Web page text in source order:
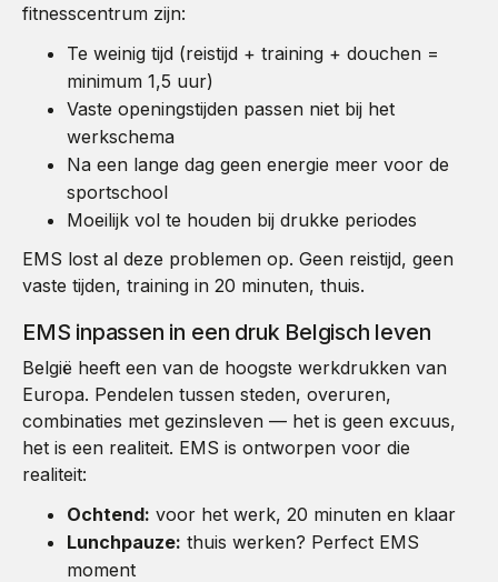
fitnesscentrum zijn:
Te weinig tijd (reistijd + training + douchen =
minimum 1,5 uur)
Vaste openingstijden passen niet bij het
werkschema
Na een lange dag geen energie meer voor de
sportschool
Moeilijk vol te houden bij drukke periodes
EMS lost al deze problemen op. Geen reistijd, geen
vaste tijden, training in 20 minuten, thuis.
EMS inpassen in een druk Belgisch leven
België heeft een van de hoogste werkdrukken van
Europa. Pendelen tussen steden, overuren,
combinaties met gezinsleven — het is geen excuus,
het is een realiteit. EMS is ontworpen voor die
realiteit:
Ochtend: voor het werk, 20 minuten en klaar
Lunchpauze: thuis werken? Perfect EMS
moment